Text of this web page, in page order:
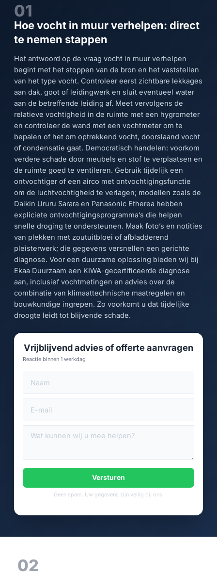
01
Hoe vocht in muur verhelpen: direct
te nemen stappen
Het antwoord op de vraag vocht in muur verhelpen
begint met het stoppen van de bron en het vaststellen
van het type vocht. Controleer eerst zichtbare lekkages
aan dak, goot of leidingwerk en sluit eventueel water
aan de betreffende leiding af. Meet vervolgens de
relatieve vochtigheid in de ruimte met een hygrometer
en controleer de wand met een vochtmeter om te
bepalen of het om optrekkend vocht, doorslaand vocht
of condensatie gaat. Democratisch handelen: voorkom
verdere schade door meubels en stof te verplaatsen en
de ruimte goed te ventileren. Gebruik tijdelijk een
ontvochtiger of een airco met ontvochtigingsfunctie
om de luchtvochtigheid te verlagen; modellen zoals de
Daikin Ururu Sarara en Panasonic Etherea hebben
expliciete ontvochtigingsprogramma’s die helpen
snelle droging te ondersteunen. Maak foto’s en notities
van plekken met zoutuitbloei of afbladderend
pleisterwerk; die gegevens versnellen een gerichte
diagnose. Voor een duurzame oplossing bieden wij bij
Ekaa Duurzaam een KIWA-gecertificeerde diagnose
aan, inclusief vochtmetingen en advies over de
combinatie van klimaattechnische maatregelen en
bouwkundige ingrepen. Zo voorkomt u dat tijdelijke
droogte leidt tot blijvende schade.
Vrijblijvend advies of offerte aanvragen
Reactie binnen 1 werkdag
Versturen
Geen spam. Uw gegevens zijn veilig bij ons.
02